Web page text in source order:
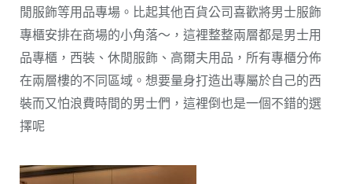
閒服飾等用品專場。比起其他百貨公司喜歡將男士服飾
專櫃安排在商場的小角落～，這裡整整兩層都是男士用
品專櫃，西裝、休閒服飾、高爾夫用品，所有專櫃分佈
在兩層樓的不同區域。想要量身打造出專屬於自己的西
裝而又怕浪費時間的男士們，這裡倒也是一個不錯的選
擇呢